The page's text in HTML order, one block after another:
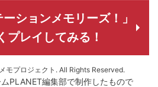
ーションメモリーズ！」
プレイしてみる！
モプロジェクト. All Rights Reserved.
PLANET編集部で制作したもので